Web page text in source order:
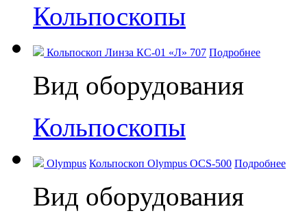
Кольпоскопы
Кольпоскоп Линза КС-01 «Л» 707 Подробнее
Вид оборудования
Кольпоскопы
Olympus Кольпоскоп Olympus OCS-500 Подробнее
Вид оборудования